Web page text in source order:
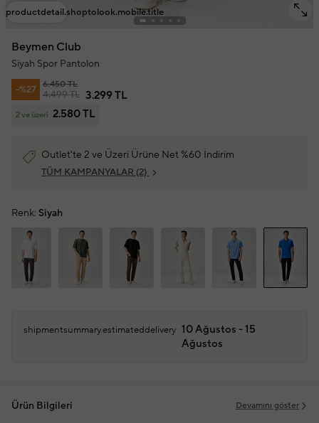
productdetail.shoptolook.mobile.title
Beymen Club
Siyah Spor Pantolon
-%27 6.450 TL
4.499 TL 3.299 TL
2 ve üzeri 2.580 TL
Outlet'te 2 ve Üzeri Ürüne Net %60 İndirim
TÜM KAMPANYALAR (2)
Renk: Siyah
shipmentsummary.estimateddelivery 10 Ağustos - 15
Ağustos
Ürün Bilgileri Devamını göster